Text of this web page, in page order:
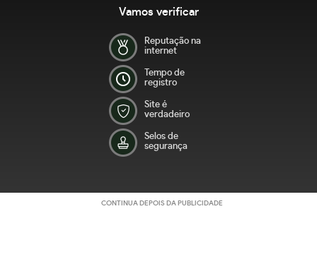
Vamos verificar
Reputação na
internet
Tempo de
registro
Site é
verdadeiro
Selos de
segurança
CONTINUA DEPOIS DA PUBLICIDADE